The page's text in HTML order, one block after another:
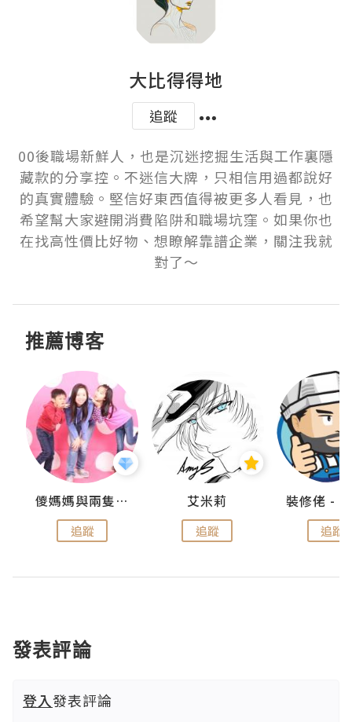
大比得得地
追蹤
00後職場新鮮人，也是沉迷挖掘生活與工作裏隱
藏款的分享控。不迷信大牌，只相信用過都說好
的真實體驗。堅信好東西值得被更多人看見，也
希望幫大家避開消費陷阱和職場坑窪。如果你也
在找高性價比好物、想瞭解靠譜企業，關注我就
對了～
推薦博客
儍媽媽與兩隻小魔怪之家
追蹤
艾米莉
追蹤 追蹤
發表評論
登入發表評論